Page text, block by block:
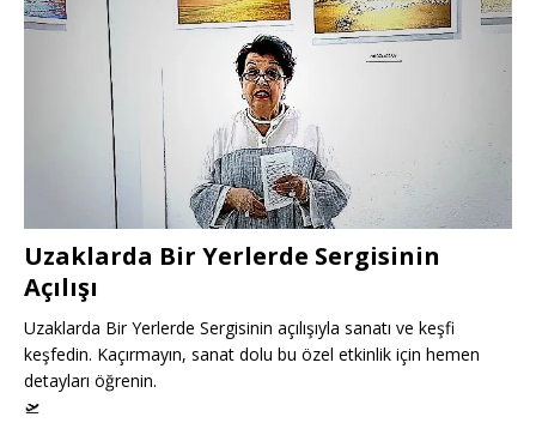
Uzaklarda Bir Yerlerde Sergisinin
Açılışı
Uzaklarda Bir Yerlerde Sergisinin açılışıyla sanatı ve keşfi
keşfedin. Kaçırmayın, sanat dolu bu özel etkinlik için hemen
detayları öğrenin.
🛫